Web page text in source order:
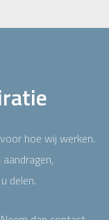
hoe wij werken.
delen.